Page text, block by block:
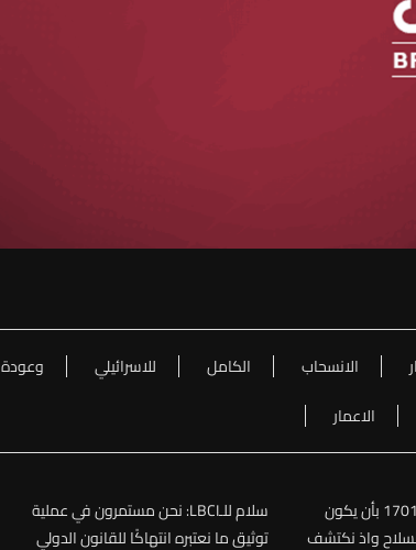
الانسحاب الكامل للاسرائيلي
وعودة
الاعمار
سلام للـLBCI: تعهدنا بالـ1701 بأن يكون
واذ نكتشف
سلام للـLBCI: نحن مستمرون في عملية
توثيق ما نعتبره انتهاكًا للقانون الدولي